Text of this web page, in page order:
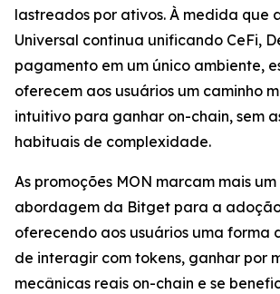
lastreados por ativos. À medida que
Universal continua unificando CeFi,
pagamento em um único ambiente,
oferecem aos usuários um caminho
intuitivo para ganhar on-chain, sem
habituais de complexidade.
As promoções MON marcam mais um
abordagem da Bitget para a adoção
oferecendo aos usuários uma forma
de interagir com tokens, ganhar por
mecânicas reais on-chain e se